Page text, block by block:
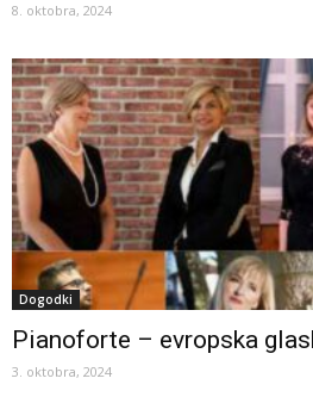
8. oktobra, 2024
Dogodki
Pianoforte – evropska
3. oktobra, 2024